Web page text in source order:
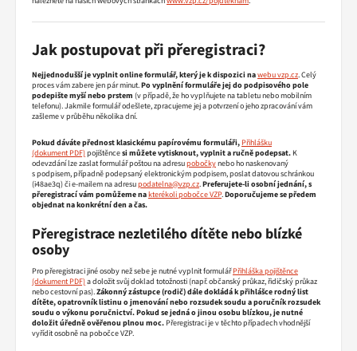
Jak postupovat při přeregistraci?
Nejjednodušší je vyplnit online formulář, který je k dispozici nawebu vzp.cz. Celý
proces vám zabere jen pár minut.Po vyplnění formuláře jej do podpisového pole
podepište myší nebo prstem (v případě, že ho vyplňujete na tabletu nebo mobilním
telefonu). Jakmile formulář odešlete, zpracujeme jej a potvrzení o jeho zpracování vám
zašleme v průběhu několika dní.
Pokud dáváte přednost klasickému papírovému formuláři, Přihlášku
pojištěncesimůžete vytisknout, vyplnit a ručně podepsat. K
odevzdání lze zaslat formulář poštou na adresupobočkynebo ho naskenovaný
s podpisem, případně podepsaný elektronickým podpisem, poslat datovou schránkou
(i48ae3q) či e-mailem na adresupodatelna@vzp.cz.Preferujete-li osobní jednání, s
přeregistrací vám pomůžeme nakterékoli pobočce VZP.Doporučujeme se předem
objednat na konkrétní den a čas.
Přeregistrace nezletilého dítěte nebo blízké
osoby
Pro přeregistraci jiné osoby než sebe je nutné vyplnit formulářPřihláška pojištěnce
a doložit svůj doklad totožnosti (např. občanský průkaz, řidičský průkaz
nebo cestovní pas).Zákonný zástupce (rodič) dále dokládá k přihlášce rodný list
dítěte, opatrovník listinu o jmenování nebo rozsudek soudu a poručník rozsudek
soudu o výkonu poručnictví.Pokud se jedná o jinou osobu blízkou, je nutné
doložit úředně ověřenou plnou moc. Přeregistraci je v těchto případech vhodnější
vyřídit osobně na pobočce VZP.